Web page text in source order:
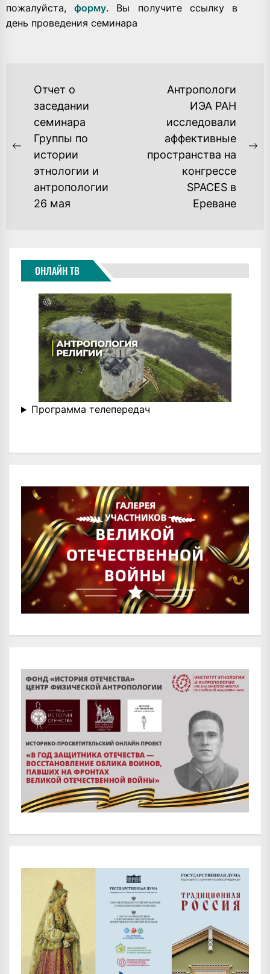
пожалуйста,форму. Вы получите ссылку в
день проведения семинара
НАВИГАЦИЯ
ЗАПИСЯМ
Previous
post:
Отчет о
заседании
семинара
Группы по
истории
этнологии и
антропологии
26 мая
Антропологи
ИЭА РАН
исследовали
аффективные
пространства на
конгрессе
SPACES в
Ереване
ОНЛАЙН ТВ
Программа телепередач